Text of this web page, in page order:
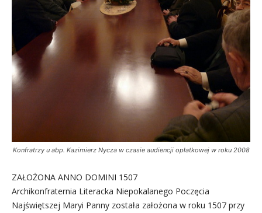
Konfratrzy u abp. Kazimierz Nycza w czasie audiencji opłatkowej w roku 2008
ZAŁOŻONA ANNO DOMINI 1507
Archikonfraternia Literacka Niepokalanego Poczęcia
Najświętszej Maryi Panny została założona w roku 1507 przy